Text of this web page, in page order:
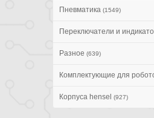
Пневматика (1549)
Переключатели и
Разное (639)
Комплектующие для
Корпуса hensel (927)